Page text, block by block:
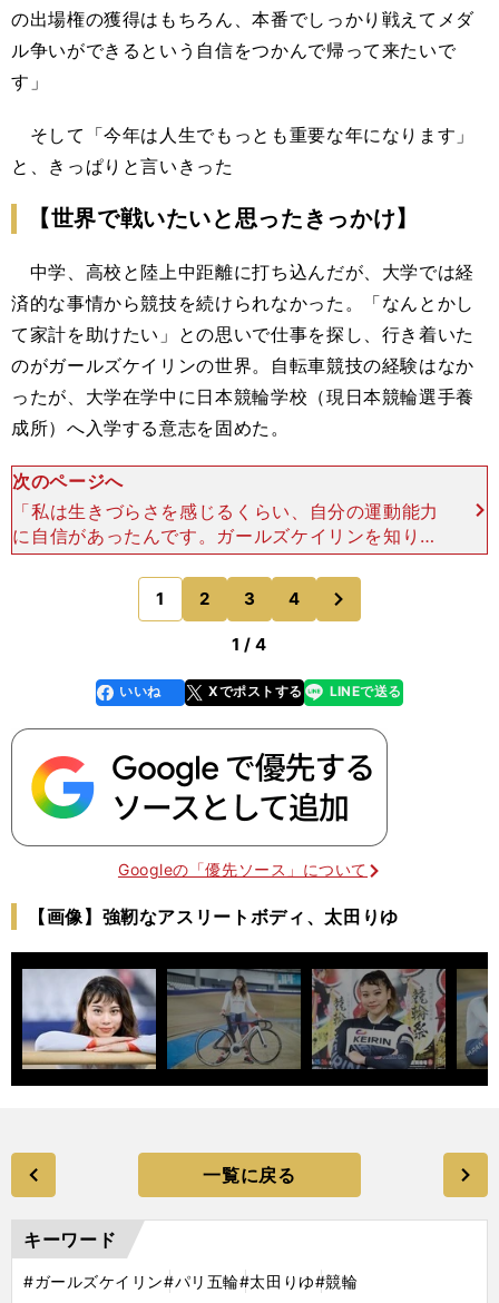
の出場権の獲得はもちろん、本番でしっかり戦えてメダ
ル争いができるという自信をつかんで帰って来たいで
す」
そして「今年は人生でもっとも重要な年になります」
と、きっぱりと言いきった
【世界で戦いたいと思ったきっかけ】
中学、高校と陸上中距離に打ち込んだが、大学では経
済的な事情から競技を続けられなかった。「なんとかし
て家計を助けたい」との思いで仕事を探し、行き着いた
のがガールズケイリンの世界。自転車競技の経験はなか
ったが、大学在学中に日本競輪学校（現日本競輪選手養
成所）へ入学する意志を固めた。
次のページへ
「私は生きづらさを感じるくらい、自分の運動能力
に自信があったんです。ガールズケイリンを知り、
すぐにやってみたいと思いましたし、さかのぼれ
ば、私の幼馴染のお父さんが競輪選手で、『りゆは
絶対に競輪に向いて
1 2 3 4
のページへ
1 / 4
faceboo
k
いいね Xでポストする
line LINEで送る
Googleの「優先ソース」について
【画像】強靭なアスリートボディ、太田りゆ
一覧に戻る
キーワード
#ガールズケイリン#パリ五輪#太田りゆ#競輪